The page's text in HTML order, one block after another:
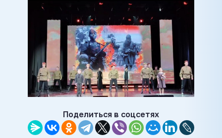
Поделиться в соцсетях